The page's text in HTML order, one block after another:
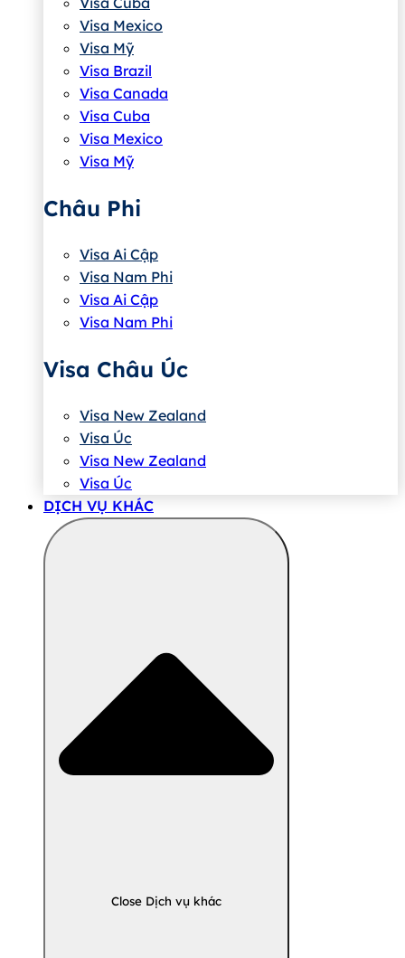
Visa Mexico
Visa Mỹ
Visa Brazil
Visa Canada
Visa Cuba
Visa Mexico
Visa Mỹ
Châu Phi
Visa Ai Cập
Visa Nam Phi
Visa Ai Cập
Visa Nam Phi
Visa Châu Úc
Visa New Zealand
Visa Úc
Visa New Zealand
Visa Úc
DỊCH VỤ KHÁC
Close Dịch vụ khác